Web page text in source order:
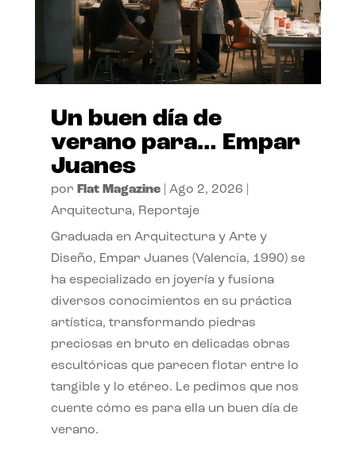
Un buen día de
verano para… Empar
Juanes
por Flat Magazine| Ago 2, 2026
Arquitectura, Reportaje
Graduada en Arquitectura y Arte y
Diseño, Empar Juanes (Valencia, 1990) se
ha especializado en joyería y fusiona
diversos conocimientos en su práctica
artística, transformando piedras
preciosas en bruto en delicadas obras
escultóricas que parecen flotar entre lo
tangible y lo etéreo. Le pedimos que nos
cuente cómo es para ella un buen día de
verano.